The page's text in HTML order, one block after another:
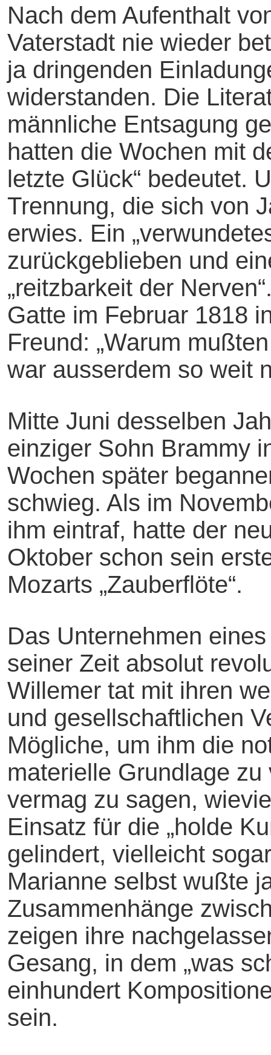
Nach dem Aufenthalt
Vaterstadt nie wieder
ja dringenden
widerstanden. Die
männliche Entsagung
hatten die Wochen mit
letzte Glück“ bedeutet.
Trennung, die sich von
erwies. Ein
zurückgeblieben und
„reitzbarkeit der
Gatte im Februar 1818
Freund: „Warum
war ausserdem so weit
Mitte Juni desselben
einziger Sohn Brammy
Wochen später
schwieg. Als im
ihm eintraf, hatte der
Oktober schon sein
Mozarts „Zauberflöte“.
Das Unternehmen
seiner Zeit absolut
Willemer tat mit ihren
und gesellschaftlichen
Mögliche, um ihm die
materielle Grundlage
vermag zu sagen,
Einsatz für die „holde
gelindert, vielleicht
Marianne selbst wußte
Zusammenhänge
zeigen ihre
Gesang, in dem „was
einhundert
sein.